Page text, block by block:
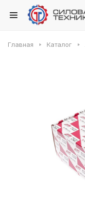
Главная Каталог